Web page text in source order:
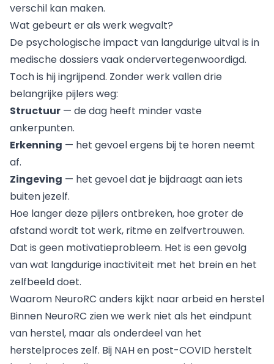
verschil kan maken.
Wat gebeurt er als werk wegvalt?
De psychologische impact van langdurige uitval is in
medische dossiers vaak ondervertegenwoordigd.
Toch is hij ingrijpend. Zonder werk vallen drie
belangrijke pijlers weg:
Structuur — de dag heeft minder vaste
ankerpunten.
Erkenning — het gevoel ergens bij te horen neemt
af.
Zingeving — het gevoel dat je bijdraagt aan iets
buiten jezelf.
Hoe langer deze pijlers ontbreken, hoe groter de
afstand wordt tot werk, ritme en zelfvertrouwen.
Dat is geen motivatieprobleem. Het is een gevolg
van wat langdurige inactiviteit met het brein en het
zelfbeeld doet.
Waarom NeuroRC anders kijkt naar arbeid en herstel
Binnen NeuroRC zien we werk niet als het eindpunt
van herstel, maar als onderdeel van het
herstelproces zelf. Bij NAH en post-COVID herstelt